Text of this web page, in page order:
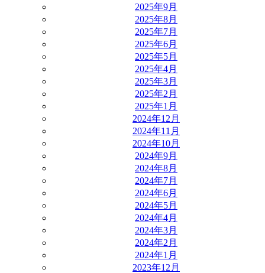
2025年9月
2025年8月
2025年7月
2025年6月
2025年5月
2025年4月
2025年3月
2025年2月
2025年1月
2024年12月
2024年11月
2024年10月
2024年9月
2024年8月
2024年7月
2024年6月
2024年5月
2024年4月
2024年3月
2024年2月
2024年1月
2023年12月